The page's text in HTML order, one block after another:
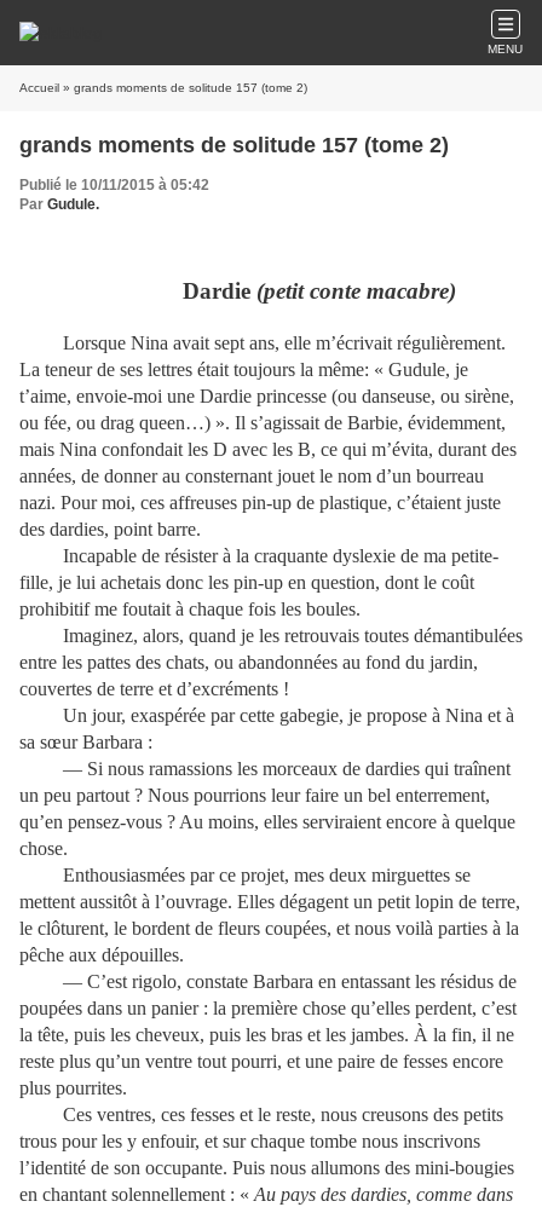
MENU
Accueil » grands moments de solitude 157 (tome 2)
grands moments de solitude 157 (tome 2)
Publié le 10/11/2015 à 05:42
Par Gudule.
Dardie (petit conte macabre)
Lorsque Nina avait sept ans, elle m’écrivait régulièrement.
La teneur de ses lettres était toujours la même: « Gudule, je
t’aime, envoie-moi une Dardie princesse (ou danseuse, ou sirène,
ou fée, ou drag queen…) ». Il s’agissait de Barbie, évidemment,
mais Nina confondait les D avec les B, ce qui m’évita, durant des
années, de donner au consternant jouet le nom d’un bourreau
nazi. Pour moi, ces affreuses pin-up de plastique, c’étaient juste
des dardies, point barre.
Incapable de résister à la craquante dyslexie de ma petite-
fille, je lui achetais donc les pin-up en question, dont le coût
prohibitif me foutait à chaque fois les boules.
Imaginez, alors, quand je les retrouvais toutes démantibulées
entre les pattes des chats, ou abandonnées au fond du jardin,
couvertes de terre et d’excréments !
Un jour, exaspérée par cette gabegie, je propose à Nina et à
sa sœur Barbara :
— Si nous ramassions les morceaux de dardies qui traînent
un peu partout ? Nous pourrions leur faire un bel enterrement,
qu’en pensez-vous ? Au moins, elles serviraient encore à quelque
chose.
Enthousiasmées par ce projet, mes deux mirguettes se
mettent aussitôt à l’ouvrage. Elles dégagent un petit lopin de terre,
le clôturent, le bordent de fleurs coupées, et nous voilà parties à la
pêche aux dépouilles.
— C’est rigolo, constate Barbara en entassant les résidus de
poupées dans un panier : la première chose qu’elles perdent, c’est
la tête, puis les cheveux, puis les bras et les jambes. À la fin, il ne
reste plus qu’un ventre tout pourri, et une paire de fesses encore
plus pourrites.
Ces ventres, ces fesses et le reste, nous creusons des petits
trous pour les y enfouir, et sur chaque tombe nous inscrivons
l’identité de son occupante. Puis nous allumons des mini-bougies
en chantant solennellement : « Au pays des dardies, comme dans